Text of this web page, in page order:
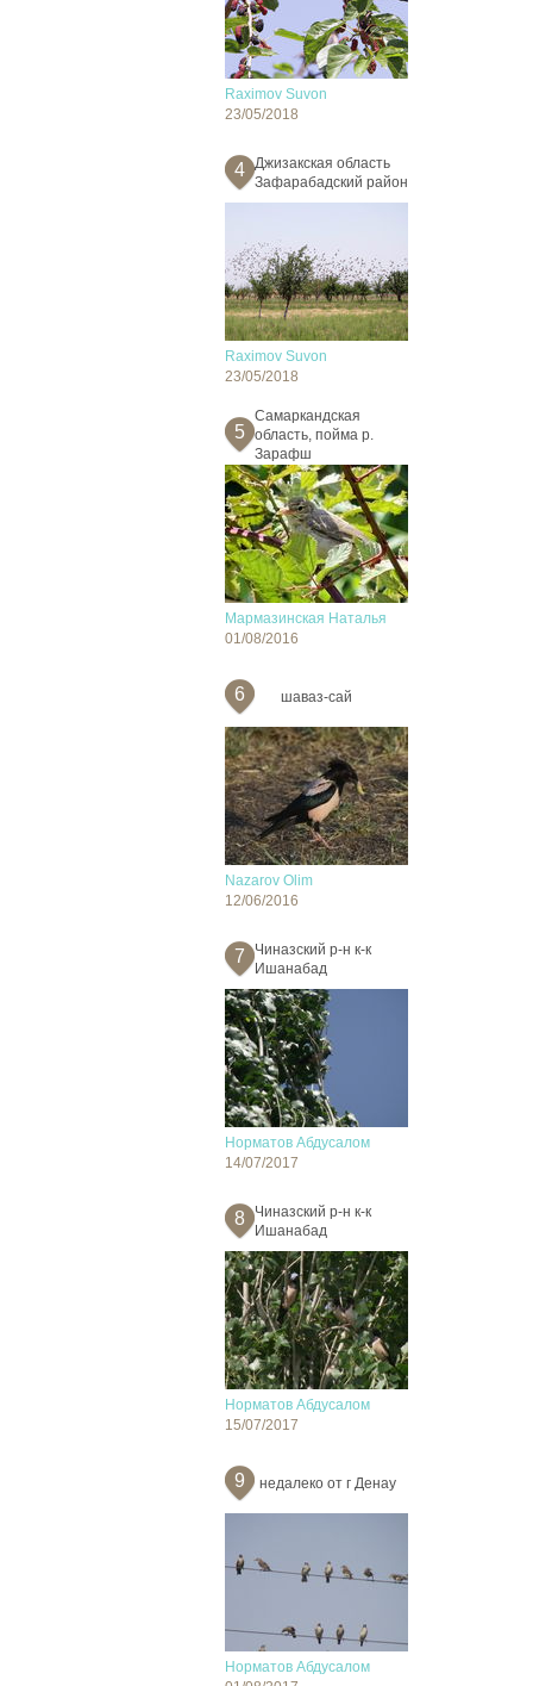
Raximov Suvon
23/05/2018
4
Джизакская область
Зафарабадский район
Raximov Suvon
23/05/2018
5
Cамаркандская
область, пойма р.
Зарафш
Мармазинская Наталья
01/08/2016
6 шаваз-сай
Nazarov Olim
12/06/2016
7
Чиназский р-н к-к
Ишанабад
Норматов Абдусалом
14/07/2017
8
Чиназский р-н к-к
Ишанабад
Норматов Абдусалом
15/07/2017
9 недалеко от г Денау
Норматов Абдусалом